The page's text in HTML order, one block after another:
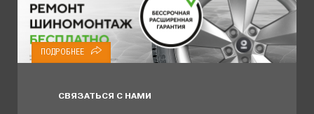
ПОДРОБНЕЕ
СВЯЗАТЬСЯ С НАМИ